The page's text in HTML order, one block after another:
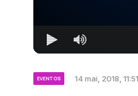
EVENTOS 14 mai, 2018, 11:51